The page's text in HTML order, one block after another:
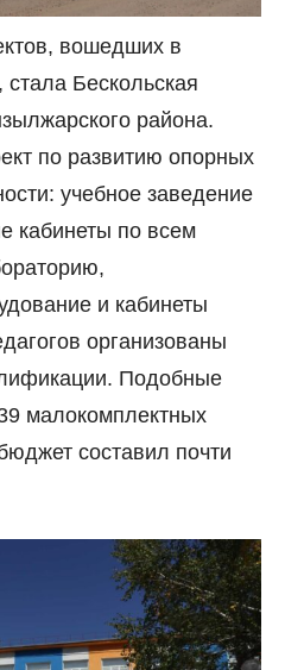
вошедших в
Бескольская
района.
по развитию опорных
учебное заведение
кабинеты по всем
и кабинеты
организованы
Подобные
малокомплектных
составил почти